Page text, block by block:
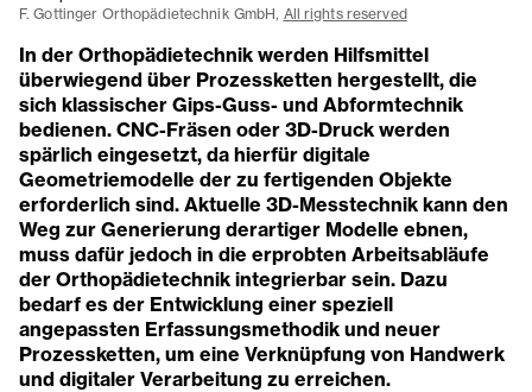
F. Gottinger Orthopädietechnik GmbH, All rights reserved
In der Orthopädietechnik werden Hilfsmittel
überwiegend über Prozessketten hergestellt, die
sich klassischer Gips-Guss- und Abformtechnik
bedienen. CNC-Fräsen oder 3D-Druck werden
spärlich eingesetzt, da hierfür digitale
Geometriemodelle der zu fertigenden Objekte
erforderlich sind. Aktuelle 3D-Messtechnik kann den
Weg zur Generierung derartiger Modelle ebnen,
muss dafür jedoch in die erprobten Arbeitsabläufe
der Orthopädietechnik integrierbar sein. Dazu
bedarf es der Entwicklung einer speziell
angepassten Erfassungsmethodik und neuer
Prozessketten, um eine Verknüpfung von Handwerk
und digitaler Verarbeitung zu erreichen.